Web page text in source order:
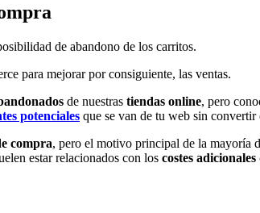
de abandono de los carritos.
para mejorar por consiguiente, las ventas.
de nuestras tiendas online, pero
potenciales que se van de tu web sin convertir
compra, pero el motivo principal de la mayoría
estar relacionados con los costes